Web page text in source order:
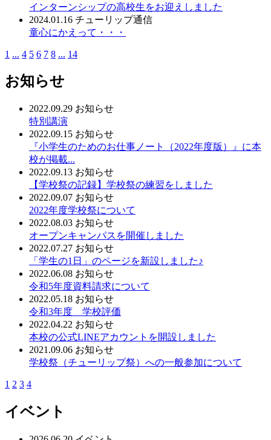
インターンシップの高校生をお迎えしました
2024.01.16 チューリップ通信
童心にかえって・・・
1 ... 4 5 6 7 8 ... 14
お知らせ
2022.09.29 お知らせ
特別講演
2022.09.15 お知らせ
『小学生のためのお仕事ノート（2022年度版）』に本
校が掲載...
2022.09.13 お知らせ
【学校祭の記録】学校祭の練習をしました
2022.09.07 お知らせ
2022年度学校祭について
2022.08.03 お知らせ
オープンキャンパスを開催しました
2022.07.27 お知らせ
「学生の1日」のページを新設しました♪
2022.06.08 お知らせ
令和5年度資料請求について
2022.05.18 お知らせ
令和3年度 学校評価
2022.04.22 お知らせ
本校の公式LINEアカウントを開設しました
2021.09.06 お知らせ
学校祭（チューリップ祭）への一般参加について
1 2 3 4
イベント